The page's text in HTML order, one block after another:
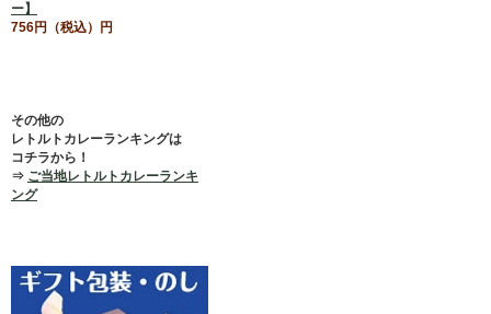
ー】
756円（税込）円
その他の
レトルトカレーランキングは
コチラから！
⇒ ご当地レトルトカレーランキ
ング